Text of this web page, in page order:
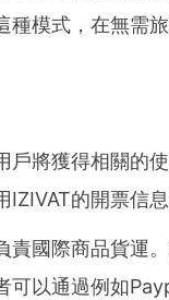
種模式，在無需
戶將獲得相關的
的開票信息
責國際商品貨運
可以通過例如